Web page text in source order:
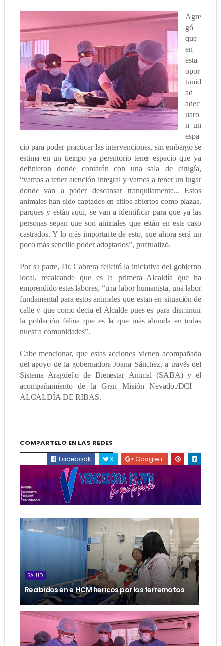
Agre
gó
que
en
esta
opor
tunid
ad
adec
uaro
n un
espa
cio para poder practicar las intervenciones, sin embargo se
estima en un tiempo ya perentorio tener espacio que ya
definieron donde contarán con una sala de cirugía,
“vamos a tener atención integral y vamos a tener un lugar
donde van a poder descansar tranquilamente... Estos
animales han sido captados en sitios abiertos como plazas,
parques y están aquí, se van a identificar para que ya las
personas sepan que son animales que están en este caso
castrados. Y lo más importante de esto, que ahora será un
poco más sencillo poder adoptarlos”, puntualizó.
Por su parte, Dr. Cabrera felicitó la iniciativa del gobierno
local, recalcando que es la primera Alcaldía que ha
emprendido estas labores, “una labor humanista, una labor
fundamental para estos animales que están en situación de
calle y que como decía el Alcalde pues es para disminuir
la población felina que es la que más abunda en todas
nuestra comunidades”.
Cabe mencionar, que estas acciones vienen acompañada
del apoyo de la gobernadora Joana Sánchez, a través del
Sistema Aragüeño de Bienestar Animal (SABA) y el
acompañamiento de la Gran Misión Nevado./DCI –
ALCALDÍA DE RIBAS.
COMPARTELO EN LAS REDES
Facebook
X Google+
SALUD
Recibidos en el HCM heridos por los terremotos